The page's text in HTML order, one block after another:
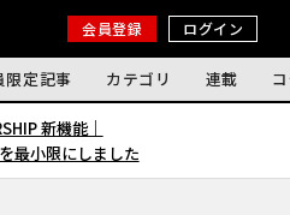
会員登録 ログイン
限定記事 カテゴリ 連載
新機能｜
最小限にしました